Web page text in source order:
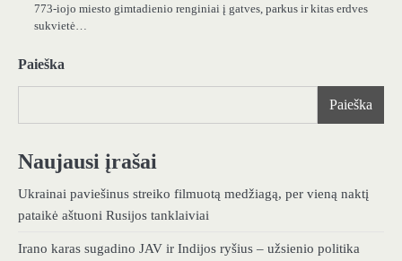
773-iojo miesto gimtadienio renginiai į gatves, parkus ir kitas erdves
sukvietė…
Paieška
Paieška
Naujausi įrašai
Ukrainai paviešinus streiko filmuotą medžiagą, per vieną naktį
pataikė aštuoni Rusijos tanklaiviai
Irano karas sugadino JAV ir Indijos ryšius – užsienio politika